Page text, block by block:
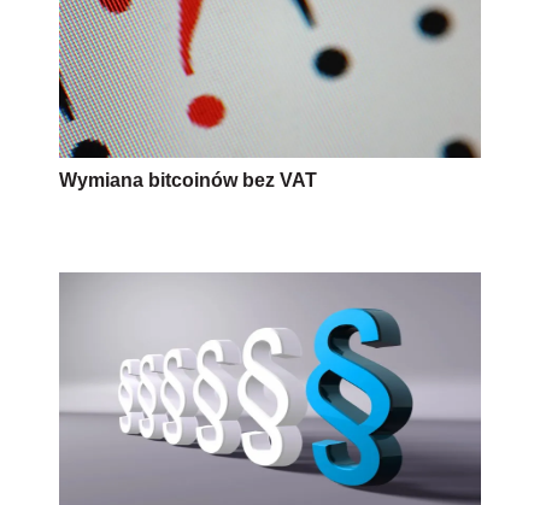
Wymiana bitcoinów bez VAT